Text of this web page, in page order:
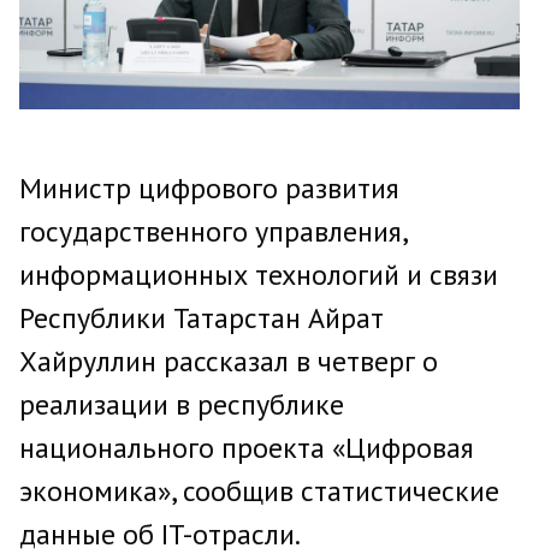
Министр цифрового развития
государственного управления,
информационных технологий и связи
Республики Татарстан Айрат
Хайруллин рассказал в четверг о
реализации в республике
национального проекта «Цифровая
экономика», сообщив статистические
данные об IT-отрасли.